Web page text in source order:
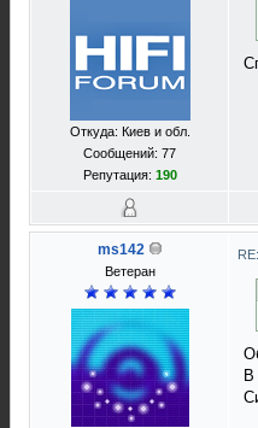
Откуда: Киев и обл.
Сообщений: 77
Репутация: 190
ms142
Ветеран
В